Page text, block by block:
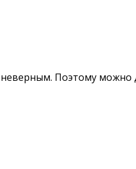
Поэтому